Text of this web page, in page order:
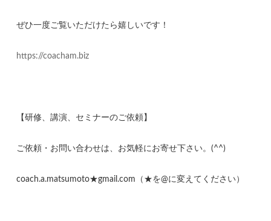
ぜひ一度ご覧いただけたら嬉しいです！
https://coacham.biz
【研修、講演、セミナーのご依頼】
ご依頼・お問い合わせは、お気軽にお寄せ下さい。(^^)
coach.a.matsumoto★gmail.com（★を@に変えてください）